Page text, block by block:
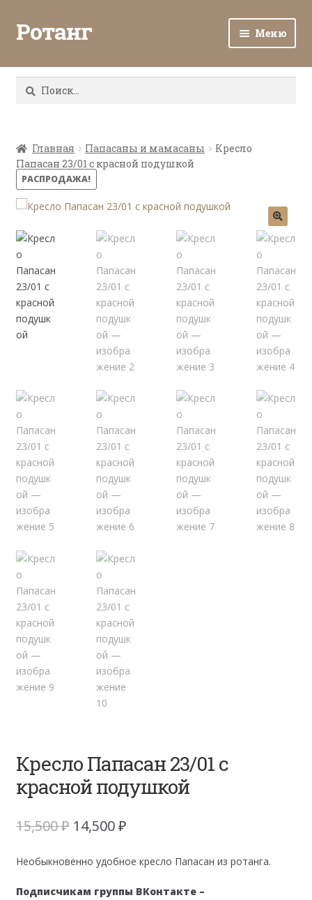
Ротанг Меню
Каталог
Все о ротанге
Ротанг оптом
Контакты
Найти:
Главная Папасаны и мамасаны
Кресло
Папасан 23/01 с красной подушкой
РАСПРОДАЖА!
Кресло Папасан 23/01 с
красной подушкой
15,500₽ Первоначальная
составляла
15,500 ₽.
14,500₽Текущая
14,500 ₽.
Необыкновенно удобное кресло Папасан из ротанга.
Подписчикам группы ВКонтакте –